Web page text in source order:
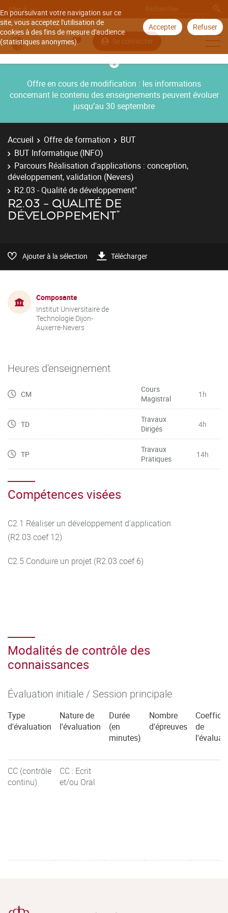
En poursuivant votre navigation sur ce
site, vous acceptez l'utilisation de
cookies à des fins de mesure d'audience
(statistiques anonymes).
Accepter Refuser
Aller à
Se connecter
Offre en cours de modification : les informations
concernant le contenu des enseignements peuvent évoluer
jusqu’au 30 septembre
Accueil Offre de formation
BUT
BUT Informatique (INFO)
Parcours Réalisation d'applications : conception,
développement, validation (Nevers)
R2.03 - Qualité de développement"
R2.03 - QUALITÉ DE
DÉVELOPPEMENT"
Ajouter à la sélection Télécharger
Composante
Institut Universitaire de
Technologie Dijon-
Auxerre-Nevers
Heures d'enseignement
CM
Cours
Magistral
1h
TD
Travaux
Dirigés
4h
TP
Travaux
Pratiques
14h
Compétences visées
C2.1 Réaliser un développement d'application
(R2.03 coef 12)
C2.5 Conduire un projet (R2.03 coef 6)
Modalités de contrôle des
connaissances
Évaluation initiale / Session principale
Type
d'évaluation
Nature de
l'évaluation
Durée
(en
minutes)
Nombre
d'épreuves
de
CC (contrôle
continu)
CC : Ecrit
et/ou Oral